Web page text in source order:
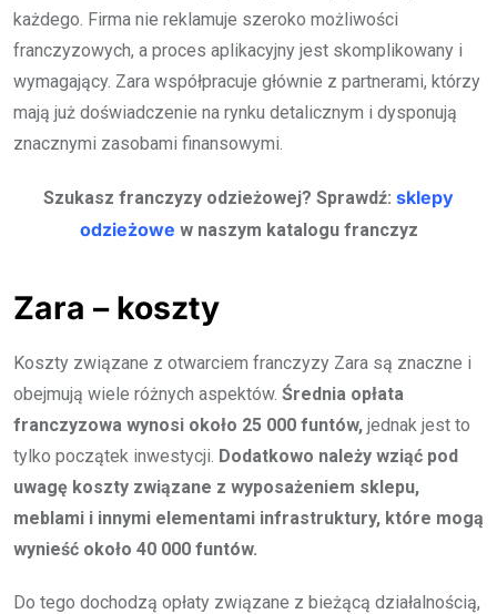
każdego. Firma nie reklamuje szeroko możliwości
franczyzowych, a proces aplikacyjny jest skomplikowany i
wymagający. Zara współpracuje głównie z partnerami, którzy
mają już doświadczenie na rynku detalicznym i dysponują
znacznymi zasobami finansowymi.
Szukasz franczyzy odzieżowej? Sprawdź: sklepy
odzieżowe w naszym katalogu franczyz
Zara – koszty
Koszty związane z otwarciem franczyzy Zara są znaczne i
obejmują wiele różnych aspektów. Średnia opłata
franczyzowa wynosi około 25 000 funtów, jednak jest to
tylko początek inwestycji. Dodatkowo należy wziąć pod
uwagę koszty związane z wyposażeniem sklepu,
meblami i innymi elementami infrastruktury, które mogą
wynieść około 40 000 funtów.
Do tego dochodzą opłaty związane z bieżącą działalnością,